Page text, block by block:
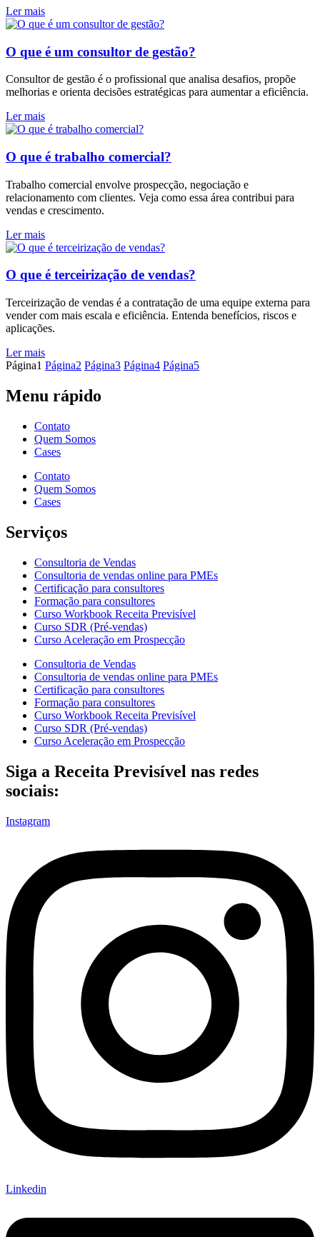
Ler mais
O que é um consultor de gestão?
Consultor de gestão é o profissional que analisa desafios, propõe
melhorias e orienta decisões estratégicas para aumentar a eficiência.
Ler mais
O que é trabalho comercial?
Trabalho comercial envolve prospecção, negociação e
relacionamento com clientes. Veja como essa área contribui para
vendas e crescimento.
Ler mais
O que é terceirização de vendas?
Terceirização de vendas é a contratação de uma equipe externa para
vender com mais escala e eficiência. Entenda benefícios, riscos e
aplicações.
Ler mais
Página1 Página2 Página3 Página4 Página5
Menu rápido
Contato
Quem Somos
Cases
Contato
Quem Somos
Cases
Serviços
Consultoria de Vendas
Consultoria de vendas online para PMEs
Certificação para consultores
Formação para consultores
Curso Workbook Receita Previsível
Curso SDR (Pré-vendas)
Curso Aceleração em Prospecção
Consultoria de Vendas
Consultoria de vendas online para PMEs
Certificação para consultores
Formação para consultores
Curso Workbook Receita Previsível
Curso SDR (Pré-vendas)
Curso Aceleração em Prospecção
Siga a Receita Previsível nas redes
sociais:
Instagram
Linkedin